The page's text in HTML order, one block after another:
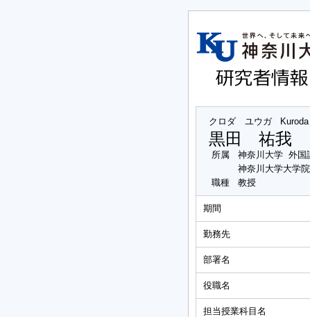
クロダ ユウガ
黒田 祐我
所属
神奈川大学 外国
神奈川大学大学
職種
教授
期間
勤務先
部署名
役職名
担当授業科目名